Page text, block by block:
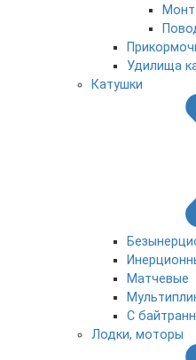
Удилища
Катушки
Матчевые
С
Лодки, моторы